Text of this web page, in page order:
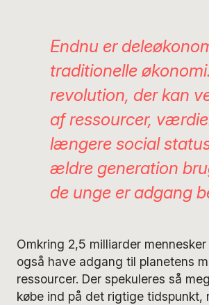
Endnu er
traditionelle
revolution, der kan
af ressourcer,
længere social
ældre generation
de unge er adgang
Omkring 2,5 milliarder
også have adgang til planetens
ressourcer. Der spekuleres så
købe ind på det rigtige tidspunkt,